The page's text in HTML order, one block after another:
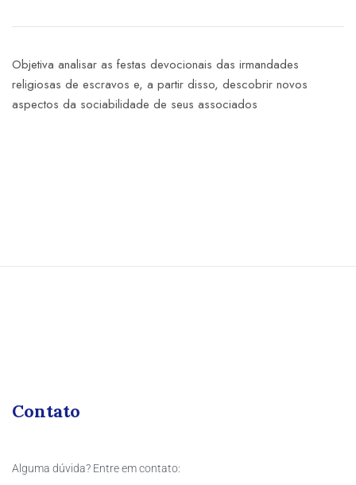
Objetiva analisar as festas devocionais das irmandades
religiosas de escravos e, a partir disso, descobrir novos
aspectos da sociabilidade de seus associados
Contato
Alguma dúvida? Entre em contato: